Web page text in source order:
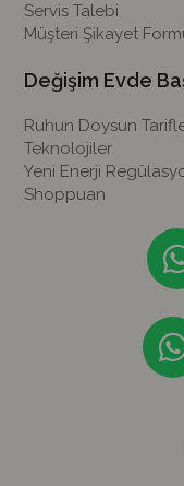
Servis Talebi
Müşteri Şikayet
Değişim Evde
Ruhun Doysun
Teknolojiler
Yeni Enerji
Shoppuan